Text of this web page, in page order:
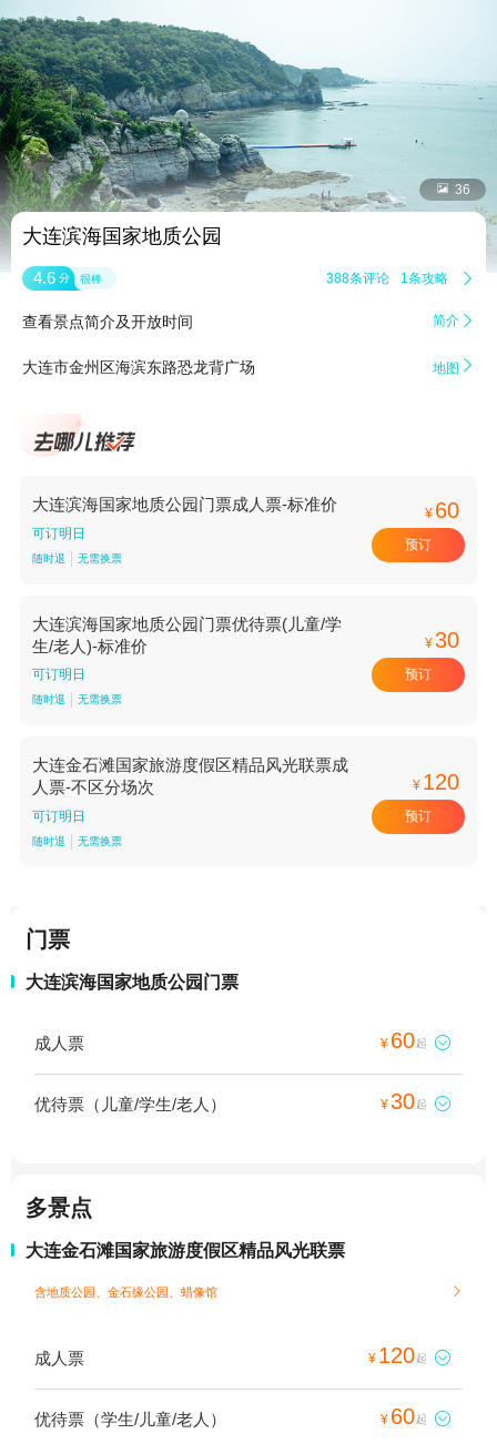
 36
大连滨海国家地质公园
4.6 分 很棒 388条评论 1条攻略 
查看景点简介及开放时间 简介 
大连市金州区海滨东路恐龙背广场 地图 
大连滨海国家地质公园门票成人票-标准价
可订明日
随时退 无需换票
¥ 60
预订
大连滨海国家地质公园门票优待票(儿童/学
生/老人)-标准价
可订明日
随时退 无需换票
¥30
预订
大连金石滩国家旅游度假区精品风光联票成
人票-不区分场次
可订明日
随时退 无需换票
¥ 120
预订
门票
大连滨海国家地质公园门票
成人票 ¥ 60起 
优待票（儿童/学生/老人） ¥30起 
多景点
大连金石滩国家旅游度假区精品风光联票
含地质公园、金石缘公园、蜡像馆 
成人票 ¥ 120起 
优待票（学生/儿童/老人） ¥ 60起 
